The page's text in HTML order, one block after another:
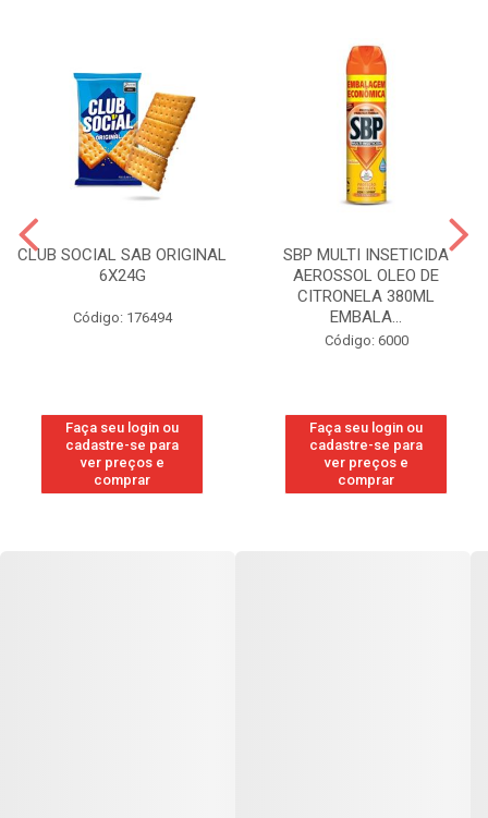
CLUB SOCIAL SAB ORIGINAL
6X24G
Código: 176494
Faça seu login ou
cadastre-se para
ver preços e
comprar
SBP MULTI INSETICIDA
AEROSSOL OLEO DE
CITRONELA 380ML
EMBALA...
Código: 6000
Faça seu login ou
cadastre-se para
ver preços e
comprar